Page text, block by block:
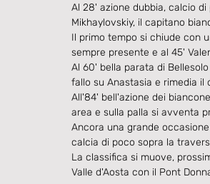
Al 28' azione dubbia, calcio
Mikhaylovskiy, il capitano
Il primo tempo si chiude con
sempre presente e al 45'
Al 60' bella parata di
fallo su Anastasia e rimedia il
All'84' bell'azione dei
area e sulla palla si avventa
Ancora una grande
calcia di poco sopra la
La classifica si muove,
Valle d'Aosta con il Pont